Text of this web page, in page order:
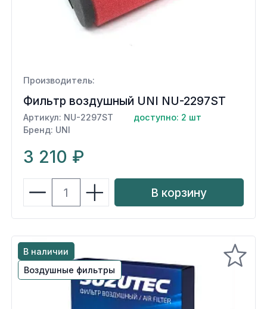
Производитель:
Фильтр воздушный UNI NU-2297ST
Артикул: NU-2297ST
доступно: 2 шт
Бренд: UNI
3 210 ₽
В корзину
В наличии
Воздушные фильтры